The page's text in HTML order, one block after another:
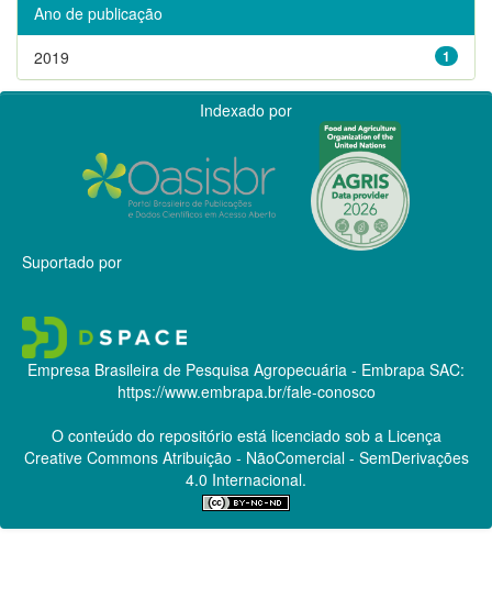
Ano de publicação
1
2019
Indexado por
Suportado por
Empresa Brasileira de Pesquisa Agropecuária - Embrapa SAC:
https://www.embrapa.br/fale-conosco
O conteúdo do repositório está licenciado sob a Licença
Creative CommonsAtribuição - NãoComercial - SemDerivações
4.0 Internacional.